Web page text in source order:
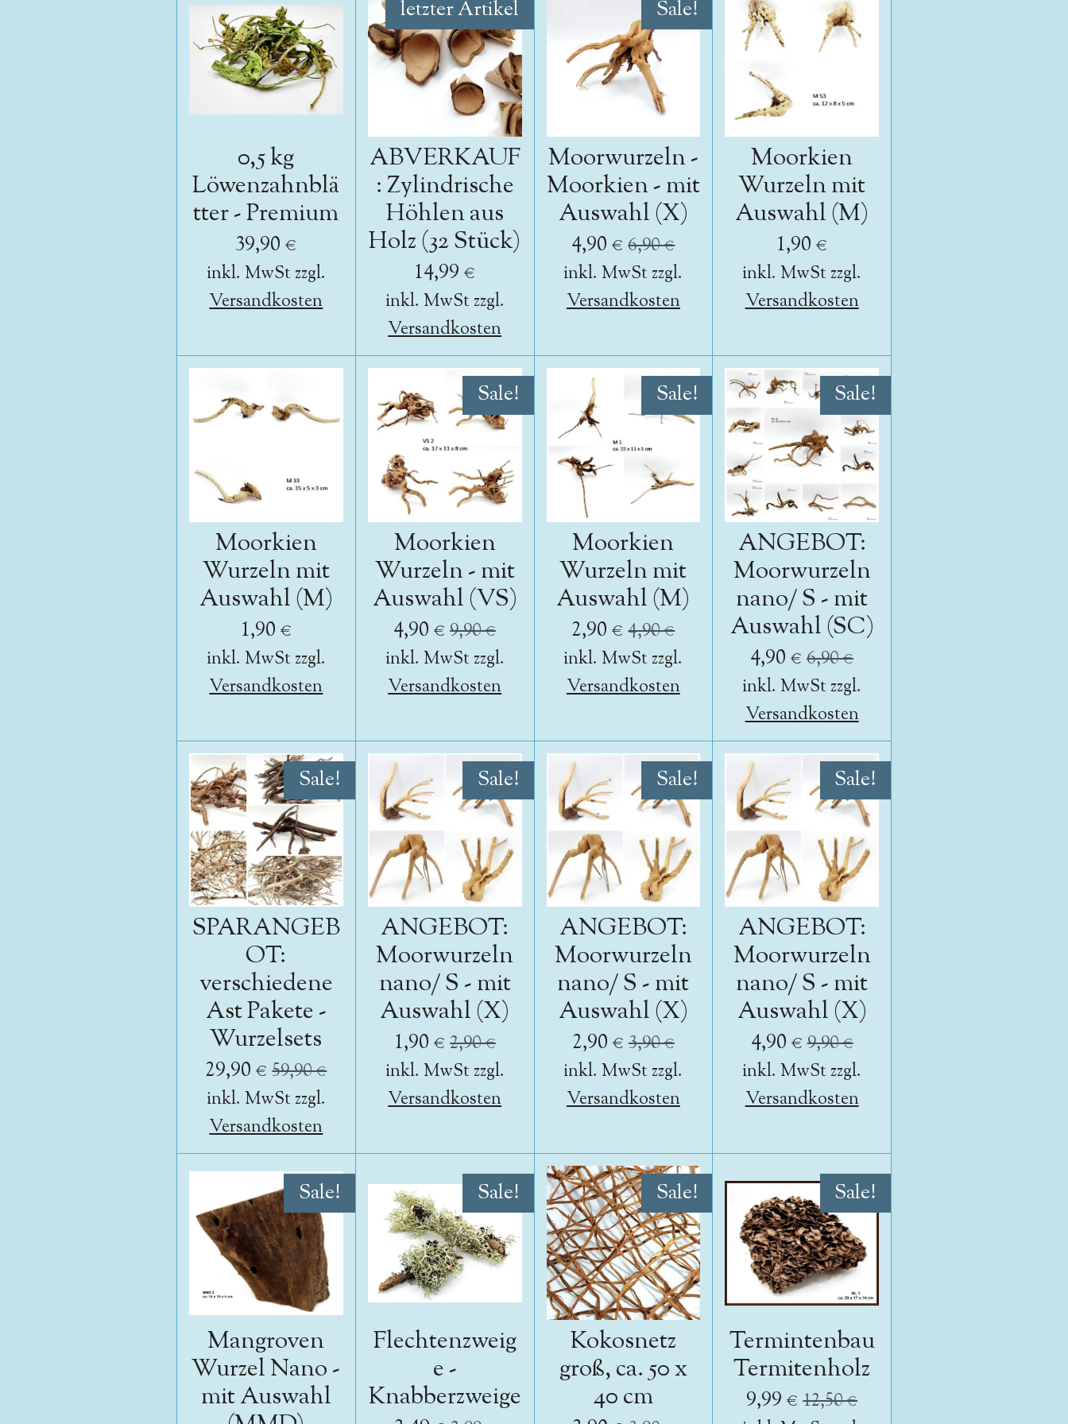
0,5 kg
Löwenzahnblä
tter - Premium
39,90 €
inkl. MwSt zzgl.
Versandkosten
letzter Artikel
ABVERKAUF
: Zylindrische
Höhlen aus
Holz (32 Stück)
14,99 €
inkl. MwSt zzgl.
Versandkosten
Sale!
Moorwurzeln -
Moorkien - mit
Auswahl (X)
4,90 € 6,90 €
inkl. MwSt zzgl.
Versandkosten
Moorkien
Wurzeln mit
Auswahl (M)
1,90 €
inkl. MwSt zzgl.
Versandkosten
Moorkien
Wurzeln mit
Auswahl (M)
1,90 €
inkl. MwSt zzgl.
Versandkosten
Sale!
Moorkien
Wurzeln - mit
Auswahl (VS)
4,90 € 9,90 €
inkl. MwSt zzgl.
Versandkosten
Sale!
Moorkien
Wurzeln mit
Auswahl (M)
2,90 € 4,90 €
inkl. MwSt zzgl.
Versandkosten
Sale!
ANGEBOT:
Moorwurzeln
nano/ S - mit
Auswahl (SC)
4,90 € 6,90 €
inkl. MwSt zzgl.
Versandkosten
Sale!
SPARANGEB
OT:
verschiedene
Ast Pakete -
Wurzelsets
29,90 € 59,90 €
inkl. MwSt zzgl.
Versandkosten
Sale!
ANGEBOT:
Moorwurzeln
nano/ S - mit
Auswahl (X)
1,90 € 2,90 €
inkl. MwSt zzgl.
Versandkosten
Sale!
ANGEBOT:
Moorwurzeln
nano/ S - mit
Auswahl (X)
2,90 € 3,90 €
inkl. MwSt zzgl.
Versandkosten
Sale!
ANGEBOT:
Moorwurzeln
nano/ S - mit
Auswahl (X)
4,90 € 9,90 €
inkl. MwSt zzgl.
Versandkosten
Sale!
Mangroven
Wurzel Nano -
mit Auswahl
Sale!
Flechtenzweig
e -
Knabberzweige
Sale!
Kokosnetz
groß, ca. 50 x
40 cm
Sale!
Termintenbau
Termitenholz
9,99 € 12,50 €